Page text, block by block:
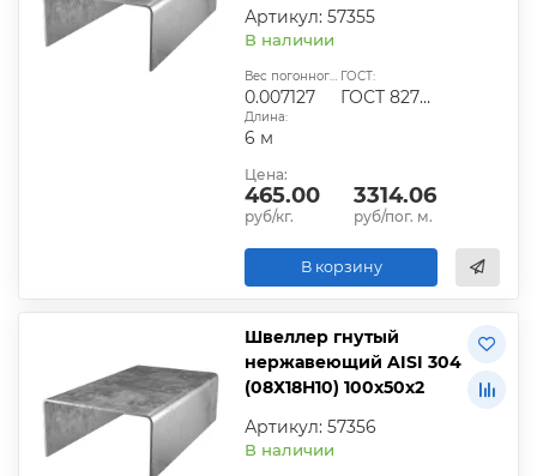
Артикул: 57355
В наличии
Вес погонного метра, т.:
0.007127
ГОСТ:
ГОСТ 8278-83
Длина:
6 м
Цена:
465.00
руб/кг.
3314.06
руб/пог. м.
В корзину
Швеллер гнутый
нержавеющий AISI 304
(08Х18Н10) 100х50х2
Артикул: 57356
В наличии